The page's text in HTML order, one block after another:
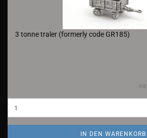
3 tonne traler (formerly code GR185)
IN DEN WARENKORB